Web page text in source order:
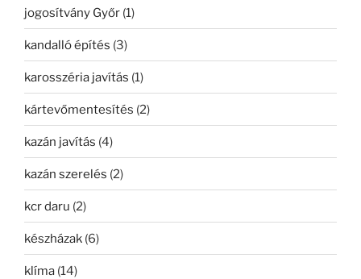
jogosítvány Győr (1)
kandalló építés (3)
karosszéria javítás (1)
kártevőmentesítés (2)
kazán javítás (4)
kazán szerelés (2)
kcr daru (2)
készházak (6)
klíma (14)